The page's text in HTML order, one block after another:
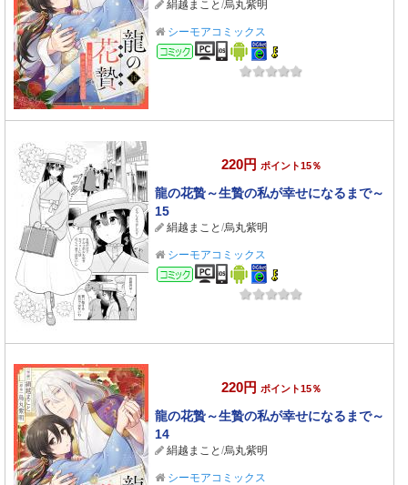
絹越まこと /烏丸紫明
シーモアコミックス
コミック
220円 ポイント15％
龍の花贄～生贄の私が幸せになるまで～
15
絹越まこと /烏丸紫明
シーモアコミックス
コミック
220円 ポイント15％
龍の花贄～生贄の私が幸せになるまで～
14
絹越まこと /烏丸紫明
シーモアコミックス